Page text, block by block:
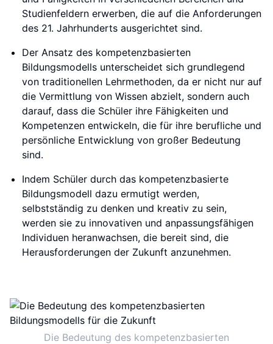
Studienfeldern erwerben, die auf die Anforderungen
des 21. Jahrhunderts ausgerichtet sind.
Der Ansatz des kompetenzbasierten
Bildungsmodells unterscheidet sich grundlegend
von traditionellen Lehrmethoden, da er nicht nur auf
die Vermittlung von Wissen abzielt, sondern auch
darauf, dass die Schüler ihre Fähigkeiten und
Kompetenzen entwickeln, die für ihre berufliche und
persönliche Entwicklung von großer Bedeutung
sind.
Indem Schüler durch das kompetenzbasierte
Bildungsmodell dazu ermutigt werden,
selbstständig zu denken und kreativ zu sein,
werden sie zu innovativen und anpassungsfähigen
Individuen heranwachsen, die bereit sind, die
Herausforderungen der Zukunft anzunehmen.
Die Bedeutung des kompetenzbasierten